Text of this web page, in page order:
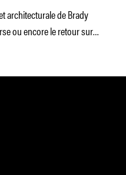
architecturale de Brady
ou encore le retour sur